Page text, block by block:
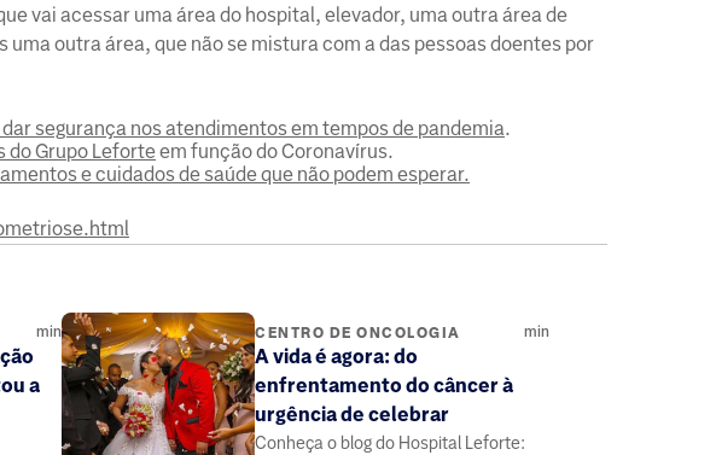
vai acessar uma área do hospital, elevador, uma outra área de
outra área, que não se mistura com a das pessoas doentes por
segurança nos atendimentos em tempos de pandemia.
do Grupo Leforteem função do Coronavírus.
e cuidados de saúde que não podem esperar.
min
a
CENTRO DE ONCOLOGIA min
A vida é agora: do
enfrentamento do câncer à
urgência de celebrar
Conheça o blog do Hospital Leforte: